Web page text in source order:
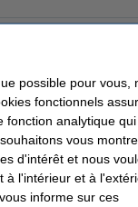
possible pour vous,
fonctionnels
fonction analytique qui
vous
d'intérêt et nous
à l'intérieur et à
informe sur ces